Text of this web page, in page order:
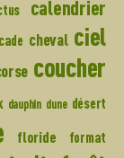
calendrier
cheval ciel
coucher
dauphin dune désert
floride format